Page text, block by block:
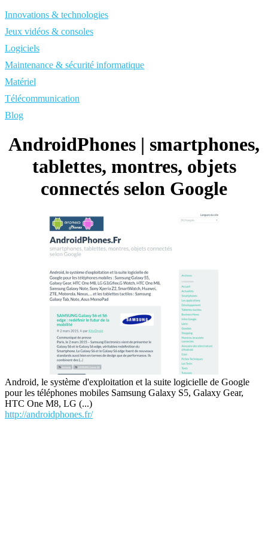
Innovations & technologies
Jeux vidéos & consoles
Logiciels
Maintenance & sécurité informatique
Matériel
Télécommunication
Blog
AndroidPho­nes | smartphones,
tablettes, montres, objets
connectés selon Google
Android, le système d'exploitation et la suite logicielle de Google
pour les téléphones mobiles Samsung Galaxy S5, Galaxy Gear,
HTC One M8, LG (...)
http://androidphones.fr/